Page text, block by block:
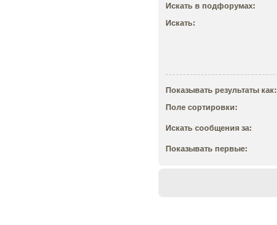
Искать в подфорумах:
Искать:
Показывать результаты как:
Поле сортировки:
Искать сообщения за:
Показывать первые: